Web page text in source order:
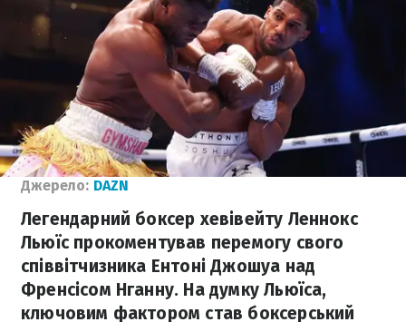
Джерело: DAZN
Легендарний боксер хевівейту Леннокс
Льюїс прокоментував перемогу свого
співвітчизника Ентоні Джошуа над
Френсісом Нганну. На думку Льюїса,
ключовим фактором став боксерський